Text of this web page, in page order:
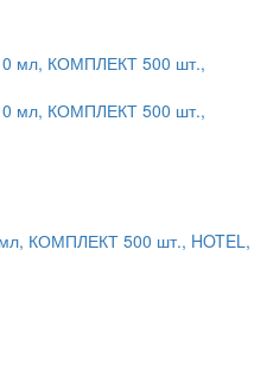
КОМПЛЕКТ 500 шт., HOTEL,